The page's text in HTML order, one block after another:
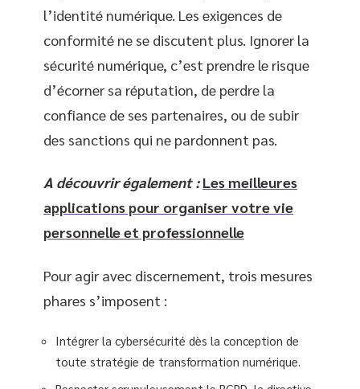
l’identité numérique. Les exigences de
conformité ne se discutent plus. Ignorer la
sécurité numérique, c’est prendre le risque
d’écorner sa réputation, de perdre la
confiance de ses partenaires, ou de subir
des sanctions qui ne pardonnent pas.
A découvrir également : Les meilleures
applications pour organiser votre vie
personnelle et professionnelle
Pour agir avec discernement, trois mesures
phares s’imposent :
Intégrer la cybersécurité dès la conception de
toute stratégie de transformation numérique.